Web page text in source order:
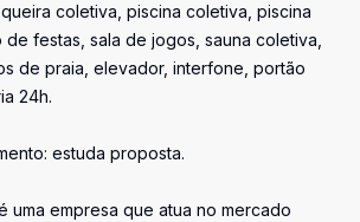
coletiva, piscina coletiva, piscina
festas, sala de jogos, sauna coletiva,
de praia, elevador, interfone, portão
24h.
estuda proposta.
uma empresa que atua no mercado